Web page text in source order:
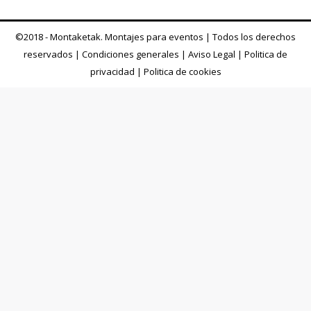
©2018 - Montaketak. Montajes para eventos | Todos los derechos
reservados | Condiciones generales | Aviso Legal | Politica de
privacidad | Politica de cookies